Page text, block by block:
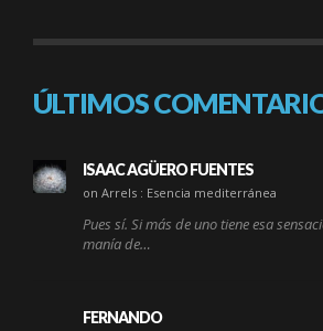
ÚLTIMOS
ISAAC AGÜERO FUENTES
on Arrels : Esencia mediterránea
Pues sí. Si más de uno tiene esa
manía de…
FERNANDO